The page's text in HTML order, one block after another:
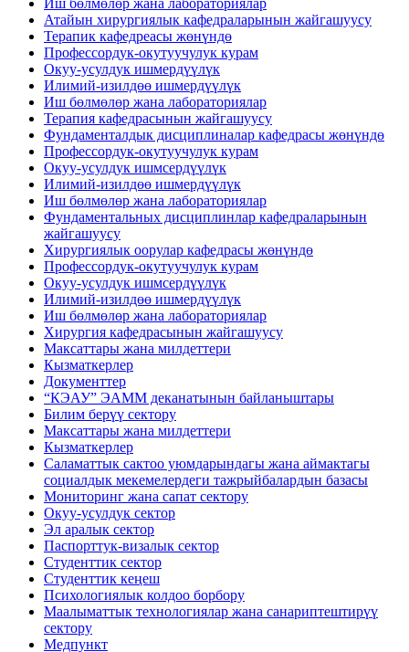
Иш бөлмөлөр жана лабораториялар
Атайын хирургиялык кафедраларынын жайгашуусу
Терапик кафедреасы жөнүндө
Профессордук-окутуучулук курам
Окуу-усулдук ишмердүүлүк
Илимий-изилдөө ишмердүүлүк
Иш бөлмөлөр жана лабораториялар
Терапия кафедрасынын жайгашуусу
Фундаменталдык дисциплиналар кафедрасы жөнүндө
Профессордук-окутуучулук курам
Окуу-усулдук ишмсердүүлүк
Илимий-изилдөө ишмердүүлүк
Иш бөлмөлөр жана лабораториялар
Фундаментальных дисциплинлар кафедраларынын
жайгашуусу
Хирургиялык оорулар кафедрасы жөнүндө
Профессордук-окутуучулук курам
Окуу-усулдук ишмсердүүлүк
Илимий-изилдөө ишмердүүлүк
Иш бөлмөлөр жана лабораториялар
Хирургия кафедрасынын жайгашуусу
Максаттары жана милдеттери
Кызматкерлер
Документтер
“КЭАУ” ЭАММ деканатынын байланыштары
Билим берүү сектору
Максаттары жана милдеттери
Кызматкерлер
Саламаттык сактоо уюмдарындагы жана аймактагы
социалдык мекемелердеги тажрыйбалардын базасы
Мониторинг жана сапат сектору
Окуу-усулдук сектор
Эл аралык сектор
Паспорттук-визалык сектор
Студенттик сектор
Студенттик кеңеш
Психологиялык колдоо борбору
Маалыматтык технологиялар жана санариптештирүү
сектору
Медпункт